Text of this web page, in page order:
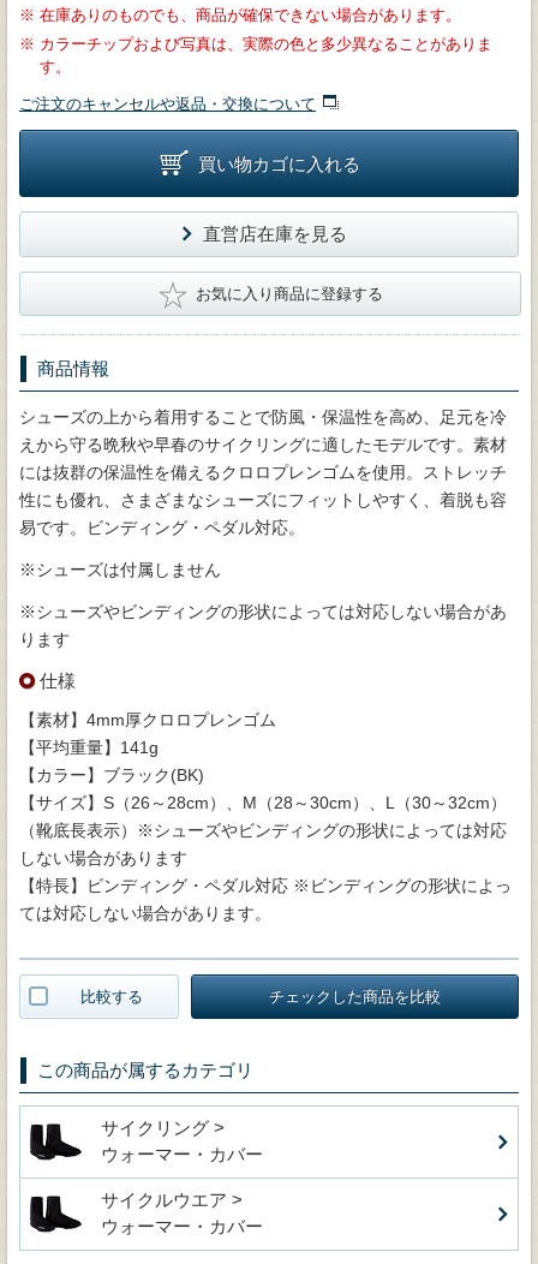
※ 在庫ありのものでも、商品が確保できない場合があります。
※ カラーチップおよび写真は、実際の色と多少異なることがありま
す。
ご注文のキャンセルや返品・交換について
買い物カゴに入れる
直営店在庫を見る
★ お気に入り商品に登録する
商品情報
シューズの上から着用することで防風・保温性を高め、足元を冷
えから守る晩秋や早春のサイクリングに適したモデルです。素材
には抜群の保温性を備えるクロロプレンゴムを使用。ストレッチ
性にも優れ、さまざまなシューズにフィットしやすく、着脱も容
易です。ビンディング・ペダル対応。
※シューズは付属しません
※シューズやビンディングの形状によっては対応しない場合があ
ります
仕様
【素材】4mm厚クロロプレンゴム
【平均重量】141g
【カラー】ブラック(BK)
【サイズ】S（26～28cm）、M（28～30cm）、L（30～32cm）
（靴底長表示）※シューズやビンディングの形状によっては対応
しない場合があります
【特長】ビンディング・ペダル対応 ※ビンディングの形状によっ
ては対応しない場合があります。
比較する チェックした商品を比較
この商品が属するカテゴリ
サイクリング >
ウォーマー・カバー
サイクルウエア >
ウォーマー・カバー